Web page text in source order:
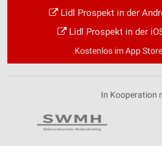
Lidl Prospekt in der
Lidl Prospekt in der
Kostenlos im App
In Kooperation